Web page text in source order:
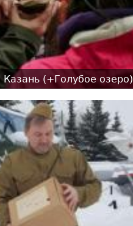
Казань (+Голубое озеро)